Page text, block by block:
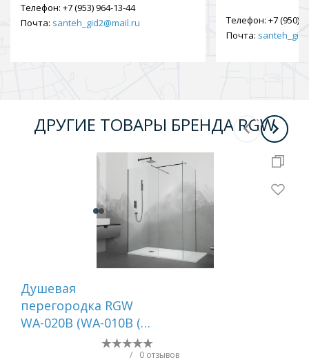
Телефон: +7 (953) 964-13-44
Почта: santeh_gid2@mail.ru Телефон: +7 (950)
Почта:
ДРУГИЕ ТОВАРЫ БРЕНДА RGW
Душевая
перегородка RGW
WA-020B (WA-010B (2
шт.) + S-1220 B)
/ 0 отзывов